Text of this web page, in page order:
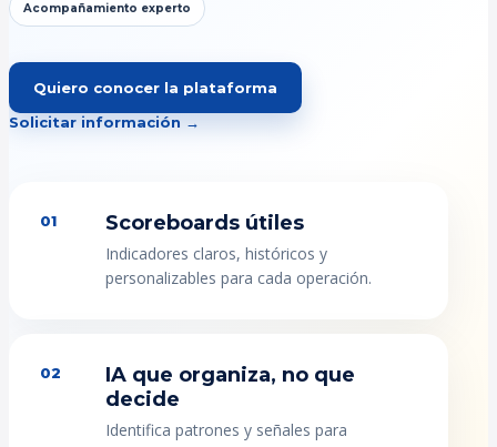
Acompañamiento experto
Quiero conocer la plataforma
Solicitar información →
01 Scoreboards útiles
Indicadores claros, históricos y
personalizables para cada operación.
02
IA que organiza, no que
decide
Identifica patrones y señales para